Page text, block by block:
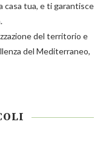
casa tua, e ti garantisce
del territorio e
del Mediterraneo,